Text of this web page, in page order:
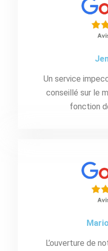
Un service
conseillé sur le
fonction
L’ouverture de